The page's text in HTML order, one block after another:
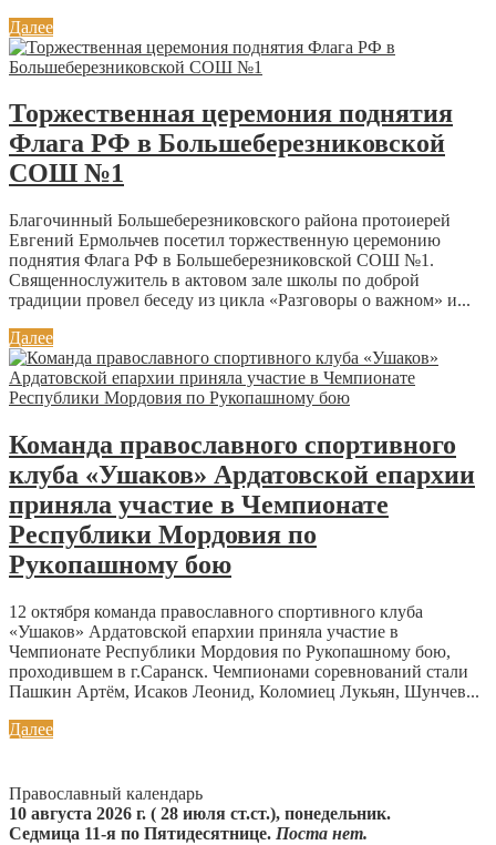
Далее
Торжественная церемония поднятия
Флага РФ в Большеберезниковской
СОШ №1
Благочинный Большеберезниковского района протоиерей
Евгений Ермольчев посетил торжественную церемонию
поднятия Флага РФ в Большеберезниковской СОШ №1.
Священнослужитель в актовом зале школы по доброй
традиции провел беседу из цикла «Разговоры о важном» и...
Далее
Команда православного спортивного
клуба «Ушаков» Ардатовской епархии
приняла участие в Чемпионате
Республики Мордовия по
Рукопашному бою
12 октября команда православного спортивного клуба
«Ушаков» Ардатовской епархии приняла участие в
Чемпионате Республики Мордовия по Рукопашному бою,
проходившем в г.Саранск. Чемпионами соревнований стали
Пашкин Артём, Исаков Леонид, Коломиец Лукьян, Шунчев...
Далее
Православный календарь
10 августа 2026 г. ( 28 июля ст.ст.), понедельник.
Седмица 11-я по Пятидесятнице. Поста нет.